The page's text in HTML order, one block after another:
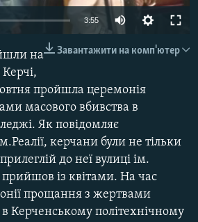
3:55
Завантажити на комп'ютер
на
пройшла церемонія
масового вбивства в
Як повідомляє
керчани були не тільки
до неї вулиці ім.
прийшов із квітами. На час
прощання з жертвами
Керченському політехнічному